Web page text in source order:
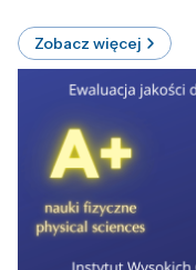
Zobacz więcej